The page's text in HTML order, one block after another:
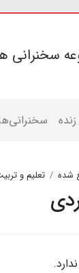
سخنرانی
شده تعلیم و